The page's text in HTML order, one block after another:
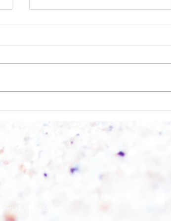
17, 57072 Siegen